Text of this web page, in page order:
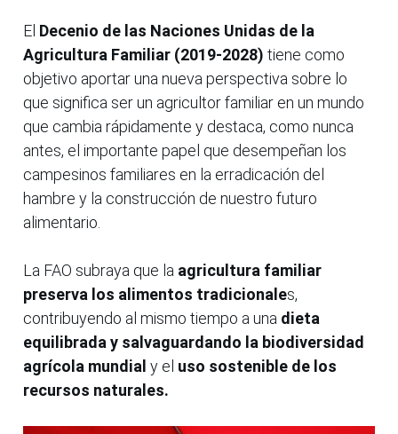
El Decenio de las Naciones Unidas de la
Agricultura Familiar (2019-2028) tiene como
objetivo aportar una nueva perspectiva sobre lo
que significa ser un agricultor familiar en un mundo
que cambia rápidamente y destaca, como nunca
antes, el importante papel que desempeñan los
campesinos familiares en la erradicación del
hambre y la construcción de nuestro futuro
alimentario.
La FAO subraya que la agricultura familiar
preserva los alimentos tradicionales,
contribuyendo al mismo tiempo a una dieta
equilibrada y salvaguardando la biodiversidad
agrícola mundial y el uso sostenible de los
recursos naturales.